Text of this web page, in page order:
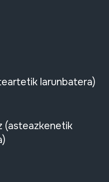
larunbatera)
(asteazkenetik